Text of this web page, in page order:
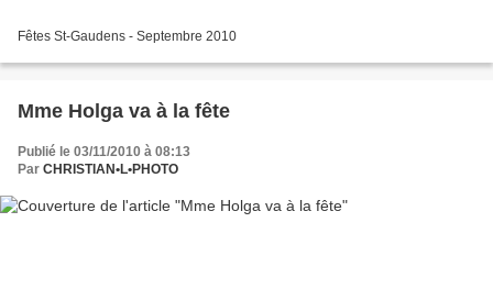
Fêtes St-Gaudens - Septembre 2010
Mme Holga va à la fête
Publié le 03/11/2010 à 08:13
Par CHRISTIAN•L•PHOTO